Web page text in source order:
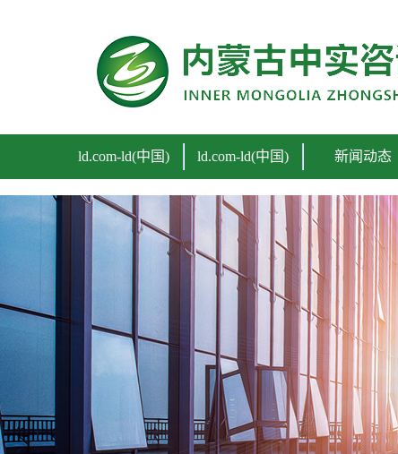
ld.com-ld(中国) ld.com-ld(中国) 新闻动态